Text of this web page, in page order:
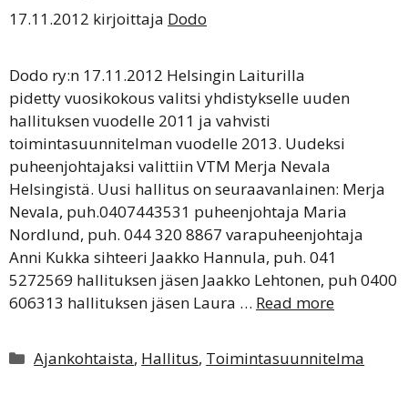
17.11.2012 kirjoittaja Dodo
Dodo ry:n 17.11.2012 Helsingin Laiturilla
pidetty vuosikokous valitsi yhdistykselle uuden
hallituksen vuodelle 2011 ja vahvisti
toimintasuunnitelman vuodelle 2013. Uudeksi
puheenjohtajaksi valittiin VTM Merja Nevala
Helsingistä. Uusi hallitus on seuraavanlainen: Merja
Nevala, puh.0407443531 puheenjohtaja Maria
Nordlund, puh. 044 320 8867 varapuheenjohtaja
Anni Kukka sihteeri Jaakko Hannula, puh. 041
5272569 hallituksen jäsen Jaakko Lehtonen, puh 0400
606313 hallituksen jäsen Laura … Read more
Kategoriat
Ajankohtaista, Hallitus, Toimintasuunnitelma